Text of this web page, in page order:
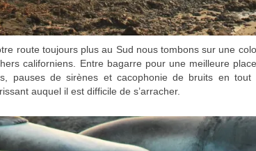
route toujours plus au Sud nous tombons sur une
californiens. Entre bagarre pour une meilleure
pauses de sirènes et cacophonie de bruits en
auquel il est difficile de s’arracher.